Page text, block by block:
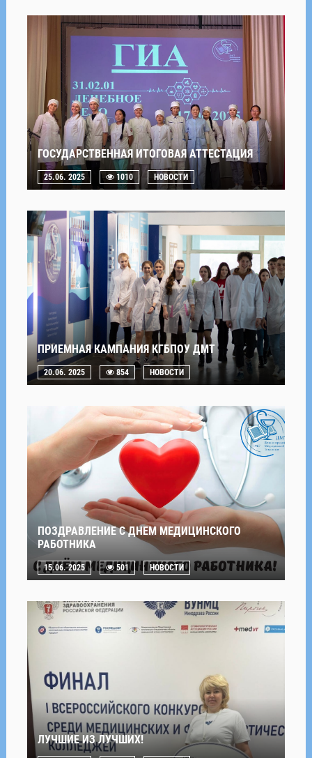
ГОСУДАРСТВЕННАЯ ИТОГОВАЯ АТТЕСТАЦИЯ
25.06. 2025 1010 НОВОСТИ
ПРИЕМНАЯ КАМПАНИЯ КГБПОУ ДМТ
20.06. 2025 854 НОВОСТИ
ПОЗДРАВЛЕНИЕ С ДНЕМ МЕДИЦИНСКОГО
РАБОТНИКА
15.06. 2025 501 НОВОСТИ
ЛУЧШИЕ ИЗ ЛУЧШИХ!